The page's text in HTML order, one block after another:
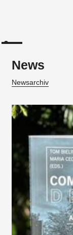
News
Newsarchiv